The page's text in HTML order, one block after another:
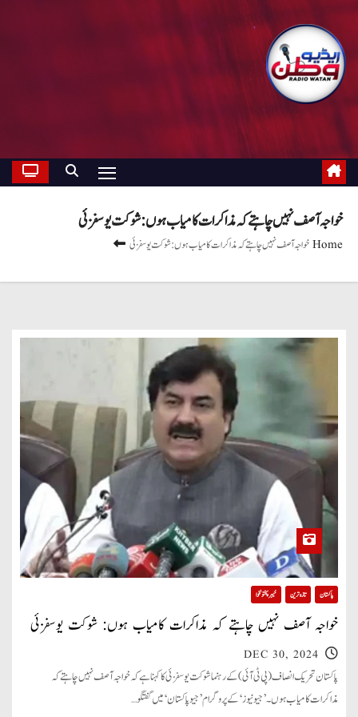
خواجہ آصف نہیں چاہتے کہ مذاکرات کامیاب ہوں: شوکت یوسفزئی
Homeخواجہ آصف نہیں چاہتے کہ مذاکرات کامیاب ہوں: شوکت یوسفزئی
پاکستان تازہ ترین خیبر پختونخوا
خواجہ آصف نہیں چاہتے کہ مذاکرات کامیاب ہوں: شوکت یوسفزئی
DEC 30, 2024
پاکستان تحریک انصاف (پی ٹی آئی) کے رہنما شوکت یوسفزئی کا کہنا ہے کہ خواجہ آصف نہیں چاہتے کہ
مذاکرات کامیاب ہوں۔ ’جیو نیوز‘ کے پروگرام ’جیو پاکستان‘ میں گفتگو…